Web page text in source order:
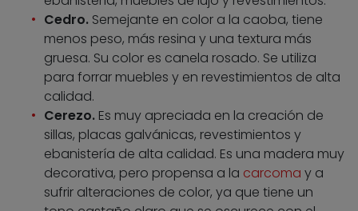
Cedro. Semejante en color a la caoba, tiene
menos peso, más resina y una textura más
gruesa. Su color es canela rosado. Se utiliza
para forrar muebles y en revestimientos de alta
calidad.
Cerezo. Es muy apreciada en la creación de
sillas, placas galvánicas, revestimientos y
ebanistería de alta calidad. Es una madera muy
decorativa, pero propensa a la carcoma y a
sufrir alteraciones de color, ya que tiene un